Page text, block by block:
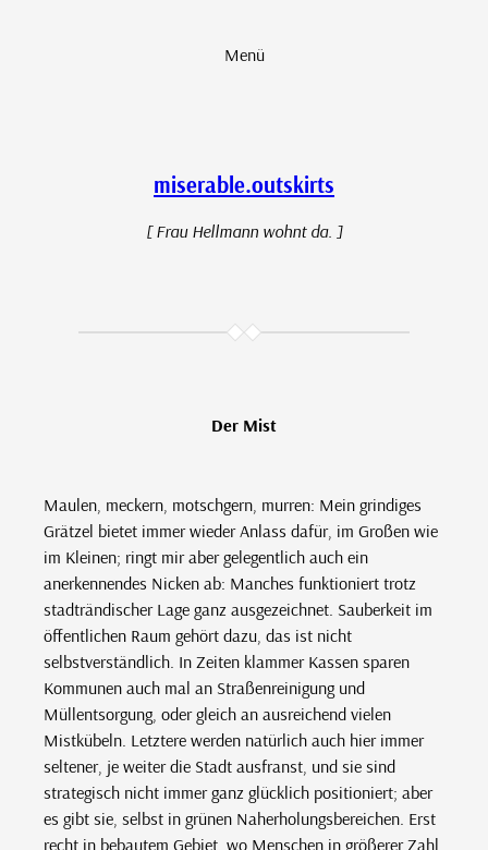
Menü
miserable.outskirts
[ Frau Hellmann wohnt da. ]
Der Mist
Maulen, meckern, motschgern, murren: Mein grindiges
Grätzel bietet immer wieder Anlass dafür, im Großen wie
im Kleinen; ringt mir aber gelegentlich auch ein
anerkennendes Nicken ab: Manches funktioniert trotz
stadträndischer Lage ganz ausgezeichnet. Sauberkeit im
öffentlichen Raum gehört dazu, das ist nicht
selbstverständlich. In Zeiten klammer Kassen sparen
Kommunen auch mal an Straßenreinigung und
Müllentsorgung, oder gleich an ausreichend vielen
Mistkübeln. Letztere werden natürlich auch hier immer
seltener, je weiter die Stadt ausfranst, und sie sind
strategisch nicht immer ganz glücklich positioniert; aber
es gibt sie, selbst in grünen Naherholungsbereichen. Erst
recht in bebautem Gebiet, wo Menschen in größerer Zahl